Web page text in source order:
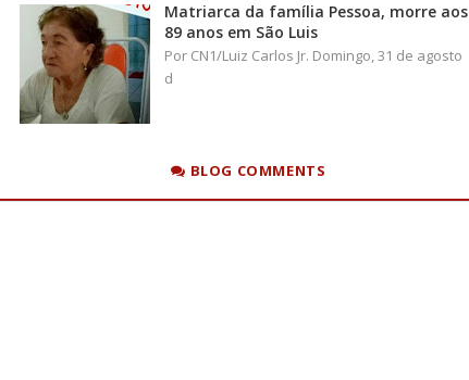
Matriarca da família Pessoa, morre aos
89 anos em São Luis
Por CN1/Luiz Carlos Jr. Domingo, 31 de agosto
d
BLOG COMMENTS